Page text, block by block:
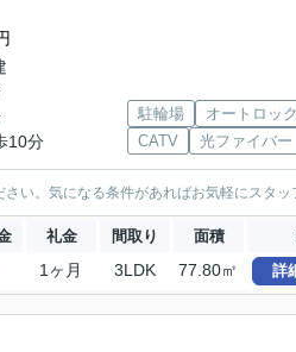
10分
駐輪場 オートロック
CATV
光ファイバー
い。気になる条件があればお気軽にスタッ
礼金 間取り 面積
1ヶ月 3LDK 77.80㎡ 詳